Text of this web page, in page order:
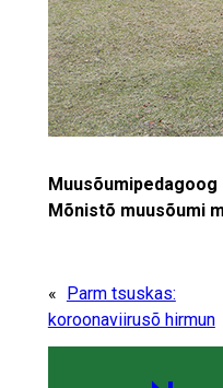
Mõnistõ muusõumi
« Parm tsuskas:
koroonaviirusõ hirmun